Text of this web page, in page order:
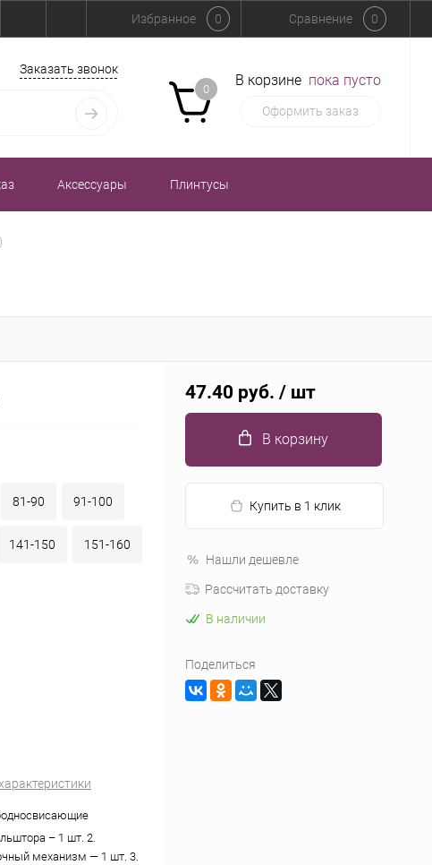
Избранное 0 Сравнение 0
Заказать звонок
0
В корзине пока пусто
Оформить заказ
Аксессуары Плинтусы
81-90 91-100
141-150 151-160
– 1 шт. 2.
механизм — 1 шт. 3.
47.40 руб. / шт
В корзину
Купить в 1 клик
Нашли дешевле
Рассчитать доставку
В наличии
Поделиться